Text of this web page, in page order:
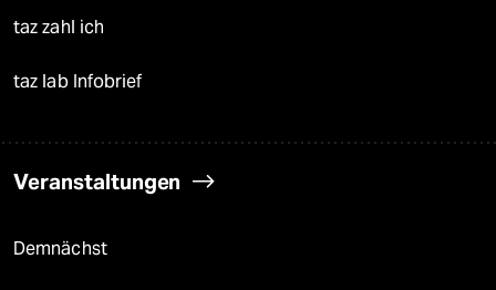
taz zahl ich
taz lab Infobrief
Veranstaltungen
Demnächst